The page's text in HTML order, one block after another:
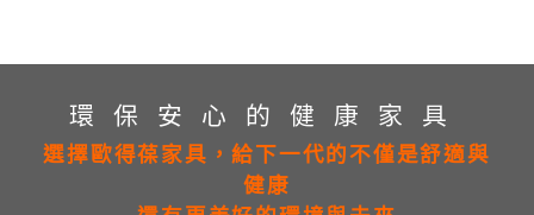
環保安心的健康家具
選擇歐得葆家具，給下一代的不僅是舒適與
健康